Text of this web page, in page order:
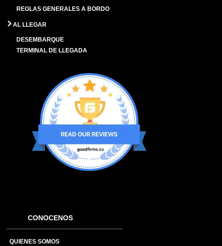
REGLAS GENERALES A BORDO
AL LLEGAR
DESEMBARQUE
TERMINAL DE LLEGADA
CONOCENOS
QUIENES SOMOS